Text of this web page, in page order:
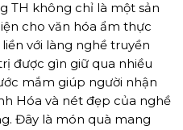
TH không chỉ là một sản
cho văn hóa ẩm thực
với làng nghề truyền
được gìn giữ qua nhiều
mắm giúp người nhận
Hóa và nét đẹp của nghề
Đây là món quà mang